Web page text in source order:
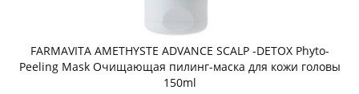
FARMAVITA AMETHYSTE ADVANCE SCALP -DETOX Phyto-
Peeling Mask Очищающая пилинг-маска для кожи головы
150ml